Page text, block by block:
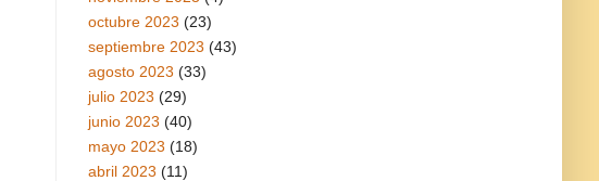
octubre 2023 (23)
septiembre 2023 (43)
agosto 2023 (33)
julio 2023 (29)
junio 2023 (40)
mayo 2023 (18)
abril 2023 (11)